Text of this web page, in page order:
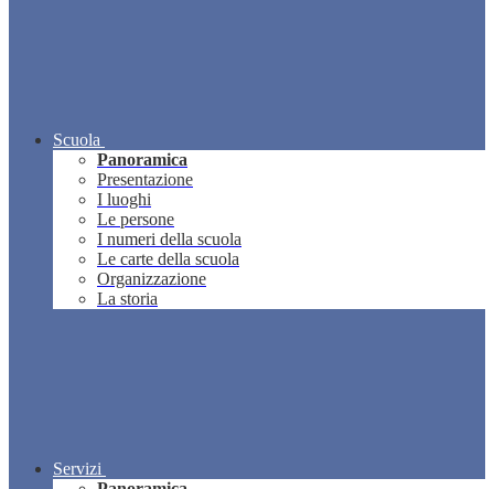
Scuola
Panoramica
Presentazione
I luoghi
Le persone
I numeri della scuola
Le carte della scuola
Organizzazione
La storia
Servizi